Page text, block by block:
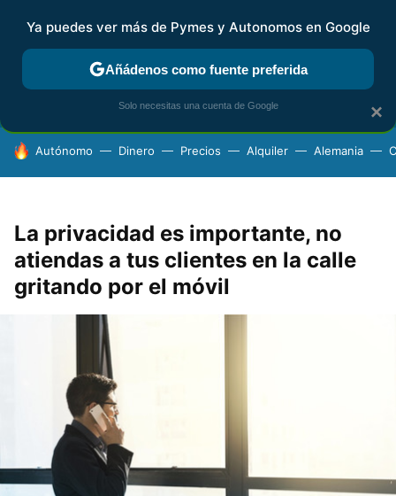
FISCALIDAD Y CONTABILIDAD KIT DIGITAL RENTA
HOY SE HABLA DE
Autónomo Dinero Precios Alquiler Alemania
La privacidad es importante, no
atiendas a tus clientes en la calle
gritando por el móvil
×
Ya puedes ver más de Pymes y Autonomos en Google
Añádenos como fuente preferida
Solo necesitas una cuenta de Google